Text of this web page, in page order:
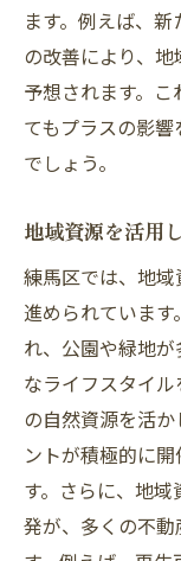
ます。例えば、
の改善により、
予想されます。
てもプラスの影
でしょう。
地域資源を活用
練馬区では、地
進められていま
れ、公園や緑地
なライフスタイ
の自然資源を活
ントが積極的に
す。さらに、地
発が、多くの不